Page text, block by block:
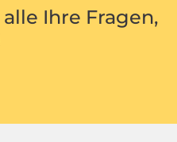
Ihre Fragen,